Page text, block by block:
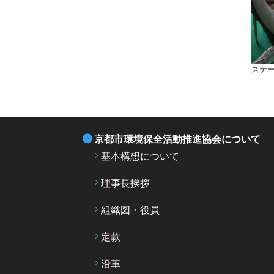
ステ
京都市環境保全活動推進協会について
基本構想について
理事長挨拶
組織図・役員
定款
沿革